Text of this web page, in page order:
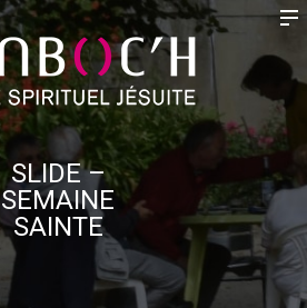
SLIDE –
SEMAINE
SAINTE